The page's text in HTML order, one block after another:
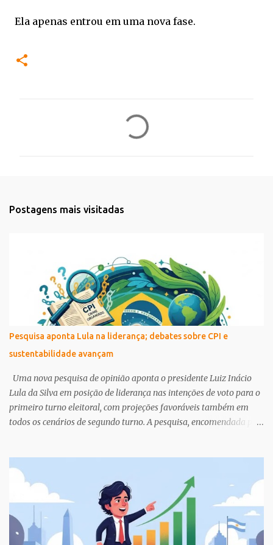
Ela apenas entrou em uma nova fase.
Postagens mais visitadas
Pesquisa aponta Lula na liderança; debates sobre CPI e
sustentabilidade avançam
Uma nova pesquisa de opinião aponta o presidente Luiz Inácio
Lula da Silva em posição de liderança nas intenções de voto para o
primeiro turno eleitoral, com projeções favoráveis também em
todos os cenários de segundo turno. A pesquisa, encomendada pela
governo. Avanços e Desafios na Agenda de Sustentabilidade
Paralelamente ao cenário eleitoral, a América Latina e o Caribe
enfrentam um período de incertezas e fragmentação geopolítica
que impacta a implementação da Agenda 2030 para o
Desenvolvimento Sustentável. Um relatório apresentado no Fórum
de Países da América Latina e Caribe sobre Desenvolvimento